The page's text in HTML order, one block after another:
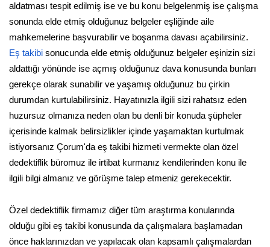
aldatması tespit edilmiş ise ve bu konu belgelenmiş ise çalışma
sonunda elde etmiş olduğunuz belgeler eşliğinde aile
mahkemelerine başvurabilir ve boşanma davası açabilirsiniz.
Eş takibi sonucunda elde etmiş olduğunuz belgeler eşinizin sizi
aldattığı yönünde ise açmış olduğunuz dava konusunda bunları
gerekçe olarak sunabilir ve yaşamış olduğunuz bu çirkin
durumdan kurtulabilirsiniz. Hayatınızla ilgili sizi rahatsız eden
huzursuz olmanıza neden olan bu denli bir konuda şüpheler
içerisinde kalmak belirsizlikler içinde yaşamaktan kurtulmak
istiyorsanız Çorum'da eş takibi hizmeti vermekte olan özel
dedektiflik büromuz ile irtibat kurmanız kendilerinden konu ile
ilgili bilgi almanız ve görüşme talep etmeniz gerekecektir.
Özel dedektiflik firmamız diğer tüm araştırma konularında
olduğu gibi eş takibi konusunda da çalışmalara başlamadan
önce haklarınızdan ve yapılacak olan kapsamlı çalışmalardan